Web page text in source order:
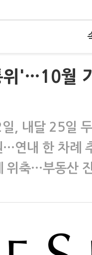
'…10월
, 내달 25일
연내 한 차례
위축…부동산